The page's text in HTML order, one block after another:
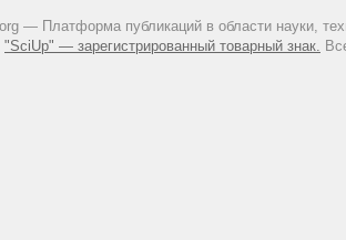
— Платформа публикаций в области науки,
"SciUp" — зарегистрированный товарный знак.